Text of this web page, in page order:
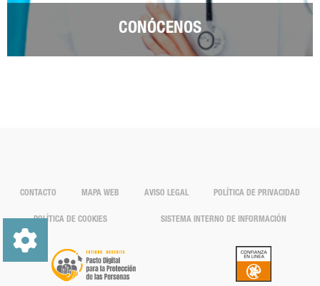
CONÓCENOS
CONTACTO MAPA WEB AVISO LEGAL POLÍTICA DE PRIVACIDAD
POLÍTICA DE COOKIES SISTEMA INTERNO DE INFORMACIÓN